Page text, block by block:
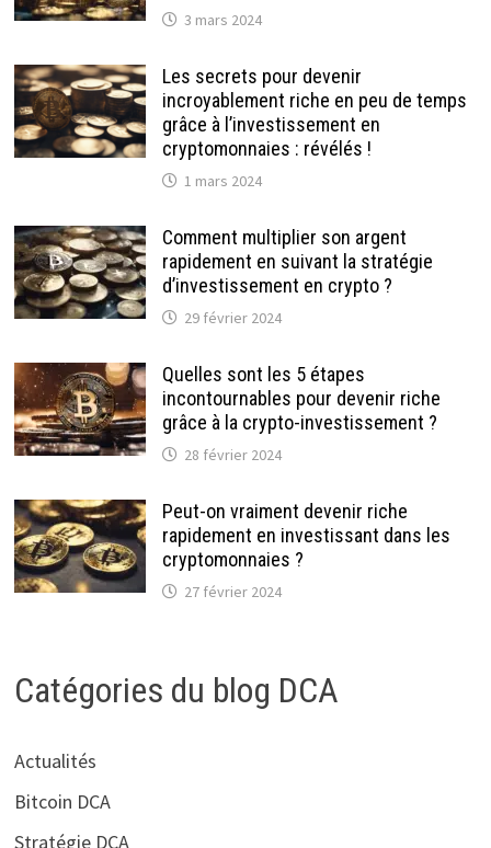
3 mars 2024
Les secrets pour devenir
incroyablement riche en peu de temps
grâce à l’investissement en
cryptomonnaies : révélés !
1 mars 2024
Comment multiplier son argent
rapidement en suivant la stratégie
d’investissement en crypto ?
29 février 2024
Quelles sont les 5 étapes
incontournables pour devenir riche
grâce à la crypto-investissement ?
28 février 2024
Peut-on vraiment devenir riche
rapidement en investissant dans les
cryptomonnaies ?
27 février 2024
Catégories du blog DCA
Actualités
Bitcoin DCA
Stratégie DCA